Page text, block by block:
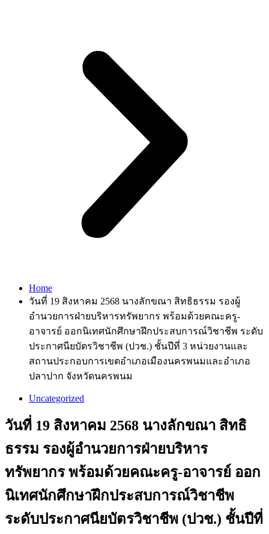
Home
วันที่ 19 สิงหาคม 2568 นางลักขณา สิทธิธรรม รองผู้
อำนวยการฝ่ายบริหารทรัพยากร พร้อมด้วยคณะครู-
อาจารย์ ออกนิเทศนักศึกษาฝึกประสบการณ์วิชาชีพ ระดับ
ประกาศนียบัตรวิชาชีพ (ปวช.) ชั้นปีที่ 3 หน่วยงานและ
สถานประกอบการเขตอำเภอเมืองนครพนมและอำเภอ
ปลาปาก จังหวัดนครพนม
Uncategorized
วันที่ 19 สิงหาคม 2568 นางลักขณา สิทธิ
ธรรม รองผู้อำนวยการฝ่ายบริหาร
ทรัพยากร พร้อมด้วยคณะครู-อาจารย์ ออก
นิเทศนักศึกษาฝึกประสบการณ์วิชาชีพ
ระดับประกาศนียบัตรวิชาชีพ (ปวช.) ชั้นปีที่